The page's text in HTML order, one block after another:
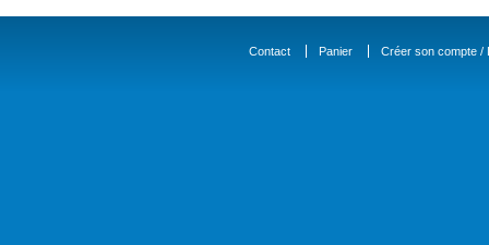
Contact Panier Créer son compte /